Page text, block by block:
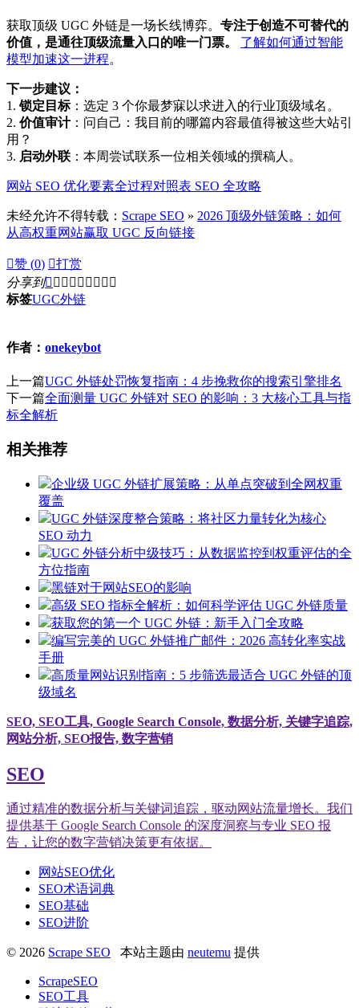
获取顶级 UGC 外链是一场长线博弈。 专注于创造不可替代的
价值，是通往顶级流量入口的唯一门票。
了解如何通过智能
模型加速这一进程。
下一步建议：
1.锁定目标：选定 3 个你最梦寐以求进入的行业顶级域名。
2. 价值审计：问自己：我目前的哪篇内容最值得被这些大站引
用？
3. 启动外联 ：本周尝试联系一位相关领域的撰稿人。
网站 SEO 优化要素全过程对照表 SEO 全攻略
未经允许不得转载： Scrape SEO » 2026 顶级外链策略：如何
从高权重网站赢取 UGC 反向链接
赞 (0) 打赏
分享到        
标签UGC外链
作者： onekeybot
上一篇UGC 外链处罚恢复指南：4 步挽救你的搜索引擎排名
下一篇全面测量 UGC 外链对 SEO 的影响：3 大核心工具与指
标全解析
相关推荐
企业级 UGC 外链扩展策略：从单点突破到全网权重
覆盖
UGC 外链深度整合策略：将社区力量转化为核心
SEO 动力
UGC 外链分析中级技巧：从数据监控到权重评估的全
方位指南
黑链对于网站SEO的影响
高级 SEO 指标全解析：如何科学评估 UGC 外链质量
获取您的第一个 UGC 外链：新手入门全攻略
编写完美的 UGC 外链推广邮件：2026 高转化率实战
手册
高质量网站识别指南：5 步筛选最适合 UGC 外链的顶
级域名
SEO, SEO工具, Google Search Console, 数据分析, 关键字追踪,
网站分析, SEO报告, 数字营销
SEO
通过精准的数据分析与关键词追踪，驱动网站流量增长。我们
提供基于 Google Search Console 的深度洞察与专业 SEO 报
告，让您的数字营销决策更有依据。
网站SEO优化
SEO术语词典
SEO基础
SEO进阶
© 2026 Scrape SEO 本站主题由 neutemu 提供
ScrapeSEO
SEO工具